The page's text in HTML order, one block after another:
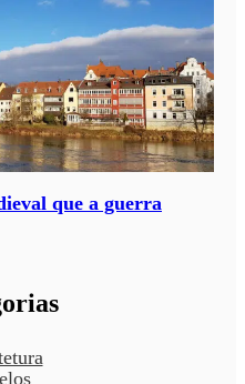
que a guerra